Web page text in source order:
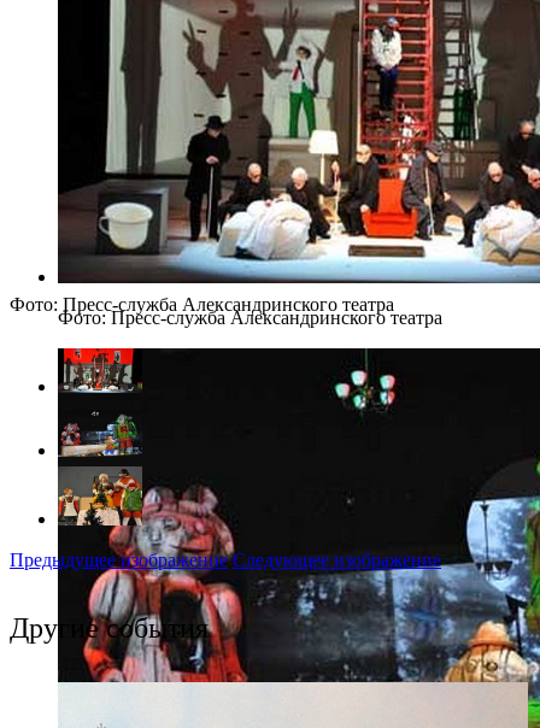
Фото: Пресс-служба Александринского театра
Фото: Пресс-служба Александринского театра
Предыдущее изображение Следующее изображение
Другие события